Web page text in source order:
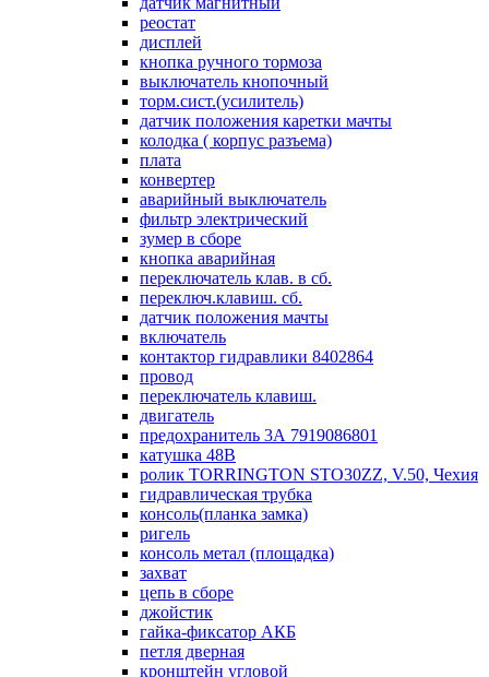
реостат
дисплей
кнопка ручного тормоза
выключатель кнопочный
торм.сист.(усилитель)
датчик положения каретки мачты
колодка ( корпус разъема)
плата
конвертер
аварийный выключатель
фильтр электрический
зумер в сборе
кнопка аварийная
переключатель клав. в сб.
переключ.клавиш. сб.
датчик положения мачты
включатель
контактор гидравлики 8402864
провод
переключатель клавиш.
двигатель
предохранитель 3А 7919086801
катушка 48В
ролик TORRINGTON STO30ZZ, V.50, Чехия
гидравлическая трубка
консоль(планка замка)
ригель
консоль метал (площадка)
захват
цепь в сборе
джойстик
гайка-фиксатор АКБ
петля дверная
кронштейн угловой